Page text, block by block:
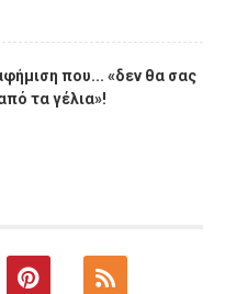
που... «δεν θα σας
τα γέλια»!